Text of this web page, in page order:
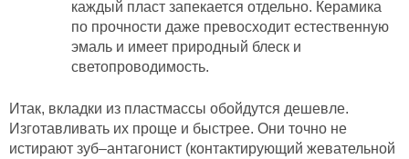
каждый пласт запекается отдельно. Керамика
по прочности даже превосходит естественную
эмаль и имеет природный блеск и
светопроводимость.
Итак, вкладки из пластмассы обойдутся дешевле.
Изготавливать их проще и быстрее. Они точно не
истирают зуб–антагонист (контактирующий жевательной